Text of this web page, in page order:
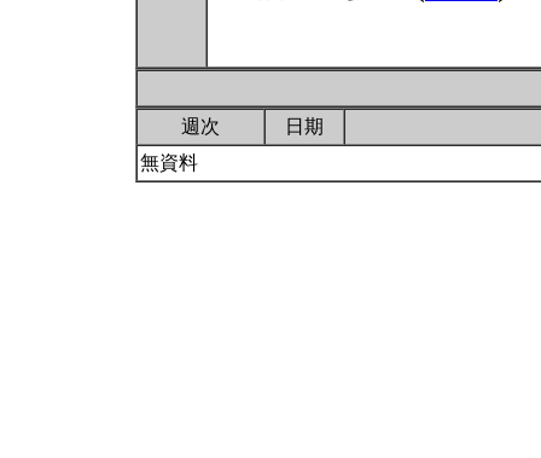
週次
日期
無資料